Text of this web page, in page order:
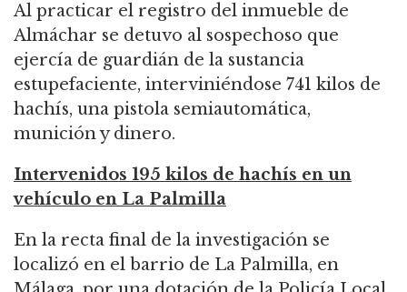
Al practicar el registro del inmueble de
Almáchar se detuvo al sospechoso que
ejercía de guardián de la sustancia
estupefaciente, interviniéndose 741 kilos de
hachís, una pistola semiautomática,
munición y dinero.
Intervenidos 195 kilos de hachís en un
vehículo en La Palmilla
En la recta final de la investigación se
localizó en el barrio de La Palmilla, en